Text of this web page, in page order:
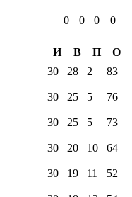
0 0 0
0
И В П
О
30 28 2 83
30 25 5 76
30 25 5 73
30 20 10 64
30 19 11 52